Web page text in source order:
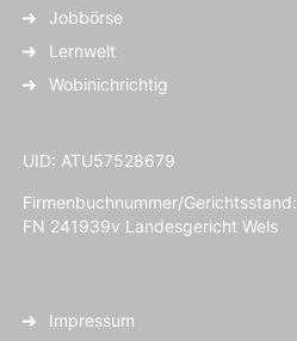
Jobbörse
Lernwelt
Wobinichrichtig
UID: ATU57528679
Firmenbuchnummer/Gerichtsstand:
FN 241939v Landesgericht Wels
Impressum